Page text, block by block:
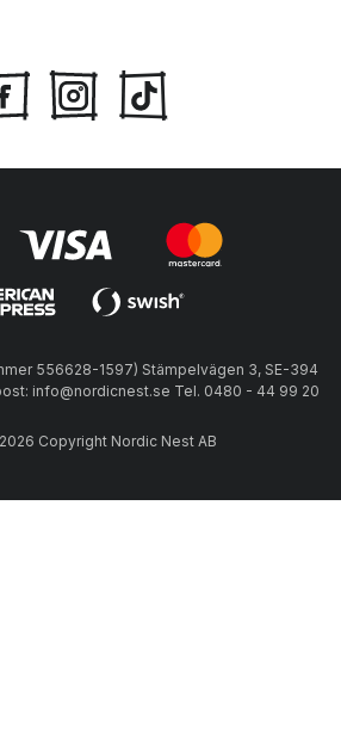
556628-1597) Stämpelvägen 3, SE-394
info@nordicnest.se Tel. 0480 - 44 99 20
Copyright Nordic Nest AB